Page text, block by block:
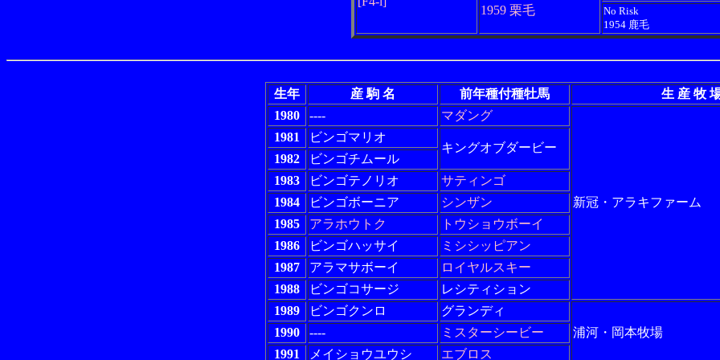
1959 栗毛
No Risk
1954 鹿毛
生年 産 駒 名 前年種付種牡馬
生 産 牧
1980
---- マダング
新冠・アラキファーム
1981 ビンゴマリオ
キングオブダービー
1982
ビンゴチムール
1983
ビンゴテノリオ
サティンゴ
1984
ビンゴボーニア
シンザン
1985
アラホウトク
トウショウボーイ
1986
ビンゴハッサイ
ミシシッピアン
1987
アラマサボーイ
ロイヤルスキー
1988
ビンゴコサージ
レシティション
1989
ビンゴクンロ
グランディ
浦河・岡本牧場
1990 ----
ミスターシービー
1991
メイショウユウシ エブロス